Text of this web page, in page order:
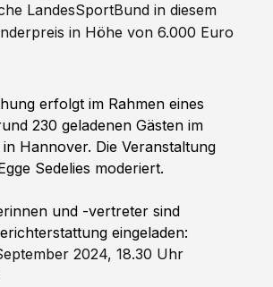
LandesSportBund in diesem
in Höhe von 6.000 Euro
erfolgt im Rahmen eines
230 geladenen Gästen im
Hannover. Die Veranstaltung
Sedelies moderiert.
und -vertreter sind
eingeladen:
2024, 18.30 Uhr